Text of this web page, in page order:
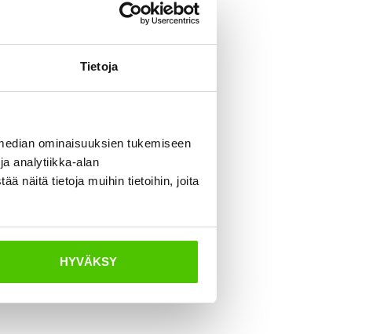
Tietoja
ominaisuuksien tukemiseen
analytiikka-alan
näitä tietoja muihin tietoihin, joita
HYVÄKSY